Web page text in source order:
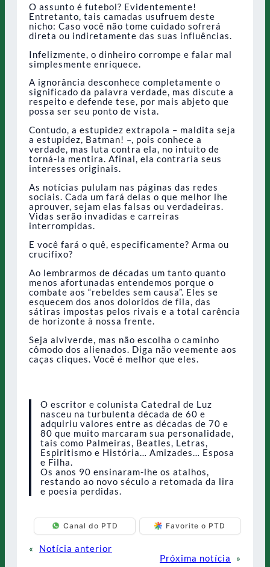
O assunto é futebol? Evidentemente!
Entretanto, tais camadas usufruem deste
nicho: Caso você não tome cuidado sofrerá
direta ou indiretamente das suas influências.
Infelizmente, o dinheiro corrompe e falar mal
simplesmente enriquece.
A ignorância desconhece completamente o
significado da palavra verdade, mas discute a
respeito e defende tese, por mais abjeto que
possa ser seu ponto de vista.
Contudo, a estupidez extrapola – maldita seja
a estupidez, Batman! –, pois conhece a
verdade, mas luta contra ela, no intuito de
torná-la mentira. Afinal, ela contraria seus
interesses originais.
As notícias pululam nas páginas das redes
sociais. Cada um fará delas o que melhor lhe
aprouver, sejam elas falsas ou verdadeiras.
Vidas serão invadidas e carreiras
interrompidas.
E você fará o quê, especificamente? Arma ou
crucifixo?
Ao lembrarmos de décadas um tanto quanto
menos afortunadas entendemos porque o
combate aos “rebeldes sem causa”. Eles se
esquecem dos anos doloridos de fila, das
sátiras impostas pelos rivais e a total carência
de horizonte à nossa frente.
Seja alviverde, mas não escolha o caminho
cômodo dos alienados. Diga não veemente aos
caças cliques. Você é melhor que eles.
O escritor e colunista Catedral de Luz
nasceu na turbulenta década de 60 e
adquiriu valores entre as décadas de 70 e
80 que muito marcaram sua personalidade,
tais como Palmeiras, Beatles, Letras,
Espiritismo e História… Amizades… Esposa
e Filha.
Os anos 90 ensinaram-lhe os atalhos,
restando ao novo século a retomada da lira
e poesia perdidas.
Canal do PTD Favorite o PTD
«
Notícia anterior
Próxima notícia
»